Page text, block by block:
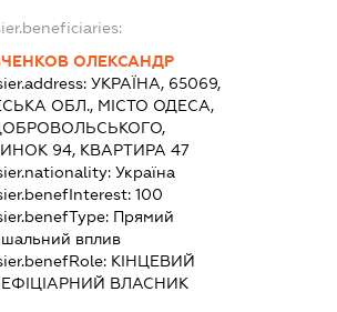
ОЛЕКСАНДР
УКРАЇНА, 65069,
ОБЛ., МІСТО ОДЕСА,
94, КВАРТИРА 47
Україна
100
Прямий
вплив
КІНЦЕВИЙ
ВЛАСНИК